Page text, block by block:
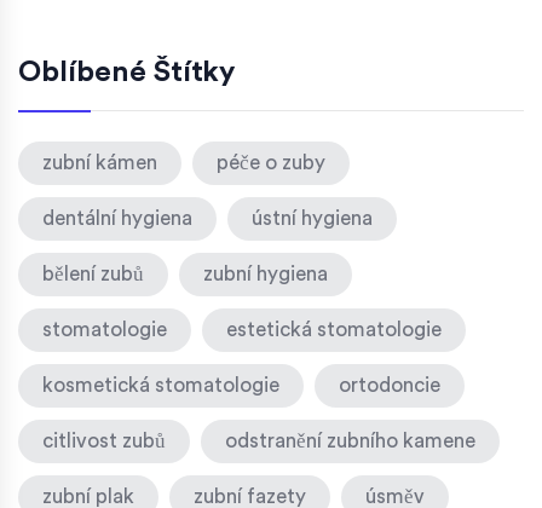
Oblíbené Štítky
zubní kámen péče o zuby
dentální hygiena ústní hygiena
bělení zubů zubní hygiena
stomatologie estetická stomatologie
kosmetická stomatologie ortodoncie
citlivost zubů odstranění zubního kamene
zubní plak zubní fazety úsměv